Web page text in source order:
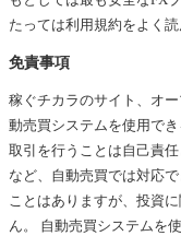
たっては利用規約をよく
免責事項
稼ぐチカラのサイト、オ
動売買システムを使用で
取引を行うことは自己責
など、自動売買では対応
ことはありますが、投資
ん。 自動売買システムを